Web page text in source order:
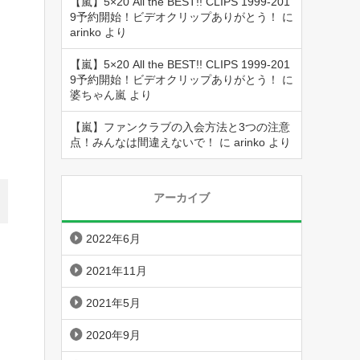
9予約開始！ビデオクリップありがとう！
に
arinko より
【嵐】5×20 All the BEST!! CLIPS 1999-201
9予約開始！ビデオクリップありがとう！
に
婆ちゃん嵐 より
【嵐】ファンクラブの入会方法と3つの注意
点！みんなは間違えないで！
に arinko より
アーカイブ
2022年6月
2021年11月
2021年5月
2020年9月